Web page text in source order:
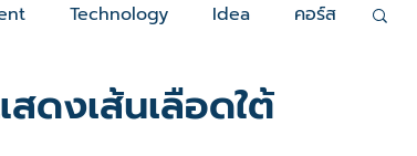
Technology Idea คอร์ส
ดงเส้นเลือดใต้